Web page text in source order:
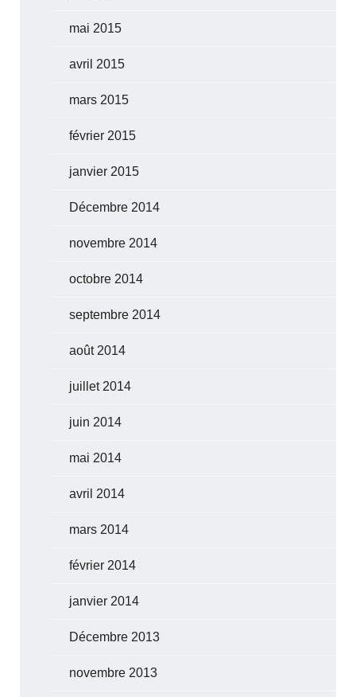
mai 2015
avril 2015
mars 2015
février 2015
janvier 2015
Décembre 2014
novembre 2014
octobre 2014
septembre 2014
août 2014
juillet 2014
juin 2014
mai 2014
avril 2014
mars 2014
février 2014
janvier 2014
Décembre 2013
novembre 2013